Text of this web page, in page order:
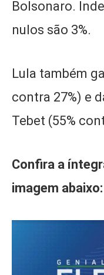
Bolsonaro.
nulos são 3%.
Lula também
contra 27%) e
Tebet (55%
Confira a
imagem abaixo: